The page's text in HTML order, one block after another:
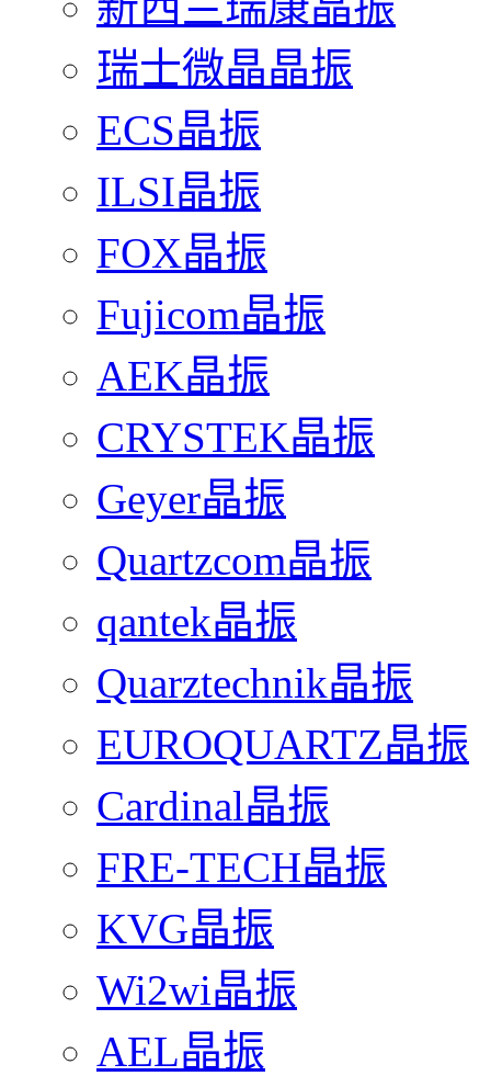
瑞士微晶晶振
ECS晶振
ILSI晶振
FOX晶振
Fujicom晶振
AEK晶振
CRYSTEK晶振
Geyer晶振
Quartzcom晶振
qantek晶振
Quarztechnik晶振
EUROQUARTZ晶振
Cardinal晶振
FRE-TECH晶振
KVG晶振
Wi2wi晶振
AEL晶振